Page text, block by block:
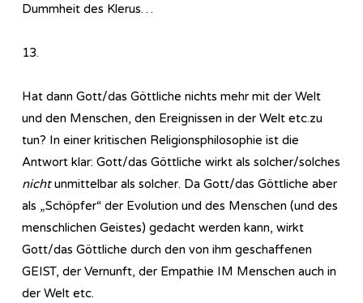
Dummheit des Klerus…
13.
Hat dann Gott/das Göttliche nichts mehr mit der Welt
und den Menschen, den Ereignissen in der Welt etc.zu
tun? In einer kritischen Re­li­gi­ons­phi­lo­so­phie ist die
Antwort klar: Gott/das Göttliche wirkt als solcher/solches
nichtunmittelbar als solcher. Da Gott/das Göttliche aber
als „Schöpfer“ der Evolution und des Menschen (und des
menschlichen Geistes) gedacht werden kann, wirkt
Gott/das Göttliche durch den von ihm geschaffenen
GEIST, der Vernunft, der Empathie IM Menschen auch in
der Welt etc.